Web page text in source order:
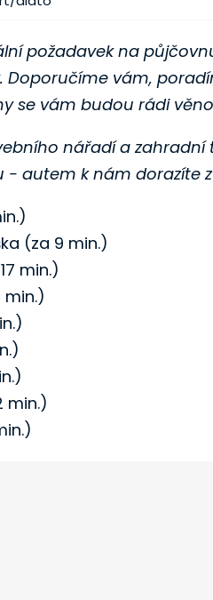
požadavek na
Doporučíme vám,
se vám budou rádi
nářadí a zahradní
- autem k nám dorazíte
(za 9 min.)
min.)
min.)
min.)